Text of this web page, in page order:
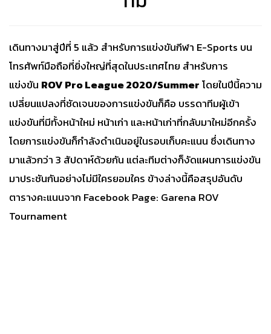
เดินทางมาสู่ปีที่ 5 แล้ว สำหรับการแข่งขันกีฬา E-Sports บน
โทรศัพท์มือถือที่ยิ่งใหญ่ที่สุดในประเทศไทย สำหรับการ
แข่งขัน ROV Pro League 2020/Summerโดยในปีนี้ความ
เปลี่ยนแปลงที่ชัดเจนของการแข่งขันก็คือ บรรดาทีมผู้เข้า
แข่งขันที่มีทั้งหน้าใหม่ หน้าเก่า และหน้าเก่าที่กลับมาใหม่อีกครั้ง
โดยการแข่งขันก็กำลังดำเนินอยู่ในรอบเก็บคะแนน ซึ่งเดินทาง
มาแล้วกว่า 3 สัปดาห์ด้วยกัน แต่ละทีมต่างก็งัดแผนการแข่งขัน
มาประชันกันอย่างไม่มีใครยอมใคร ข้างล่างนี้คือสรุปอันดับ
ตารางคะแนนจาก Facebook Page: Garena ROV
Tournament